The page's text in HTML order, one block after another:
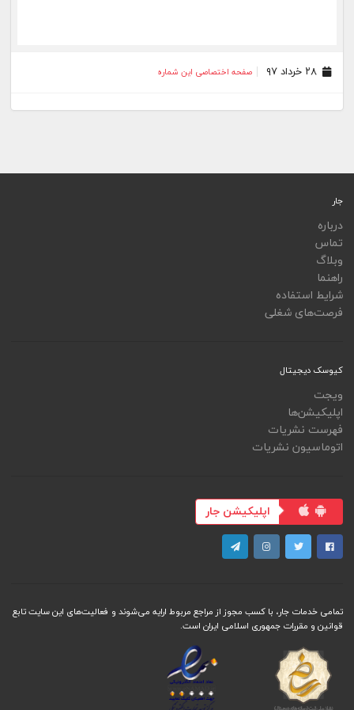
۲۸ خرداد ۹۷ صفحه اختصاصی این شماره
جار
درباره
تماس
وبلاگ
راهنما
شرایط استفاده
فرصت‌های شغلی
کیوسک دیجیتال
ویجت
اپلیکیشن‌ها
فهرست نشریات
اتوماسیون نشریات
اپلیکیشن جار
تمامی خدمات جار، با کسب مجوز از مراجع مربوط ارایه می‌شوند و فعاليت‌های اين سايت تابع
قوانين و مقررات جمهوری اسلامی ايران است.